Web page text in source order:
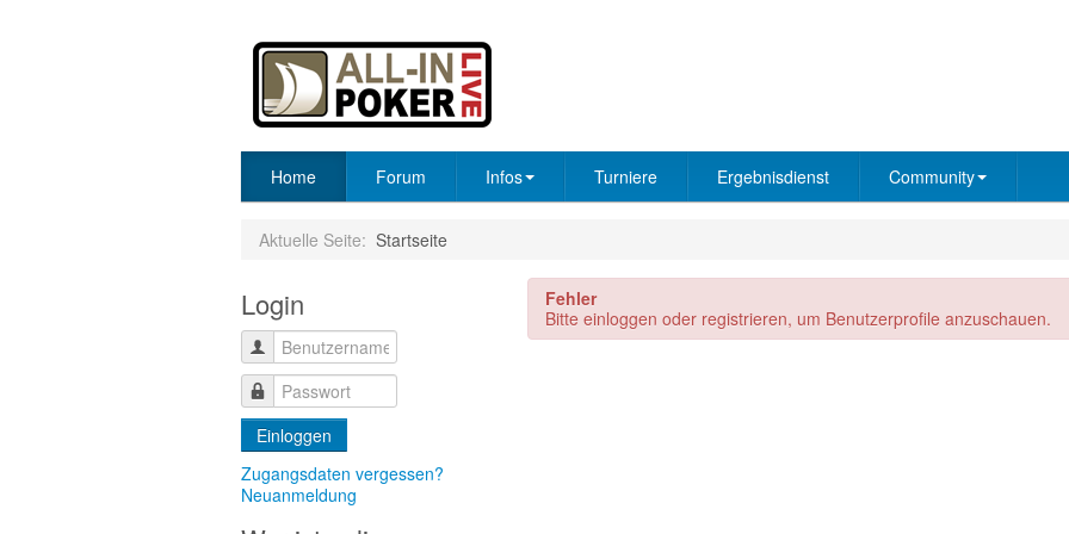
Home Forum Infos Turniere Ergebnisdienst Community
Aktuelle Seite: Startseite
Login
Einloggen
Zugangsdaten vergessen?
Neuanmeldung
Fehler
Bitte einloggen oder registrieren, um Benutzerprofile anzuschauen.